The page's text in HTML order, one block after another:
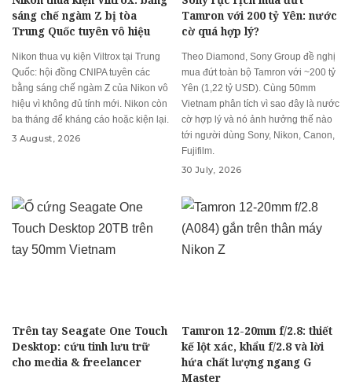
sáng chế ngàm Z bị tòa
Trung Quốc tuyên vô hiệu
Nikon thua vụ kiện Viltrox tại Trung
Quốc: hội đồng CNIPA tuyên các
bằng sáng chế ngàm Z của Nikon vô
hiệu vì không đủ tính mới. Nikon còn
ba tháng để kháng cáo hoặc kiện lại.
3 August, 2026
Tamron với 200 tỷ Yên: nước
cờ quá hợp lý?
Theo Diamond, Sony Group đề nghị
mua đứt toàn bộ Tamron với ~200 tỷ
Yên (1,22 tỷ USD). Cùng 50mm
Vietnam phân tích vì sao đây là nước
cờ hợp lý và nó ảnh hưởng thế nào
tới người dùng Sony, Nikon, Canon,
Fujifilm.
30 July, 2026
Trên tay Seagate One Touch
Desktop: cứu tinh lưu trữ
cho media & freelancer
Tamron 12-20mm f/2.8: thiết
kế lột xác, khẩu f/2.8 và lời
hứa chất lượng ngang G
Master